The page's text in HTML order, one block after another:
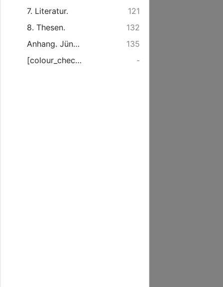
7. Literatur.
121
8. Thesen.
132
Anhang. Jüngersinn und Kindersinn.
135
[colour_checker]
-